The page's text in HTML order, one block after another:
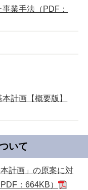
業手法（PDF：
計画【概要版】
いて
計画」の原案に対
：664KB）